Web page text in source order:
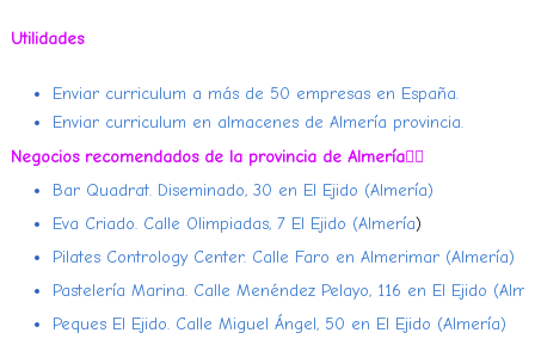
Utilidades
Enviar curriculum a más de 50 empresas en España.
Enviar curriculum en almacenes de Almería provincia.
Negocios recomendados de la provincia de Almería👇🏻
Bar Quadrat. Diseminado, 30 en El Ejido (Almería)
Eva Criado. Calle Olimpiadas, 7 El Ejido (Almería)
Pilates Contrology Center. Calle Faro en Almerimar (Almería)
Pastelería Marina. Calle Menéndez Pelayo, 116 en El Ejido
Peques El Ejido. Calle Miguel Ángel, 50 en El Ejido (Almería)